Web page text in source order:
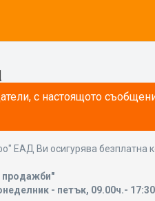
с настоящото
ЕАД Ви осигурява безплатна
продажби"
- петък, 09.00ч.-